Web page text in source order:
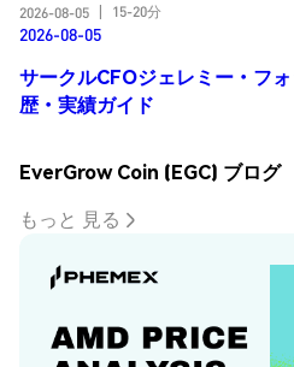
2026-08-05
15-20分
2026-08-05
サークルCFOジェレミー・フ
歴・実績ガイド
EverGrow Coin (EGC) ブログ
もっと 見る